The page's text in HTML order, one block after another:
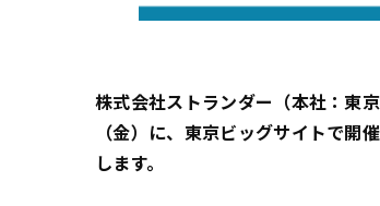
株式会社ストランダー（本社：東
（金）に、東京ビッグサイトで
します。